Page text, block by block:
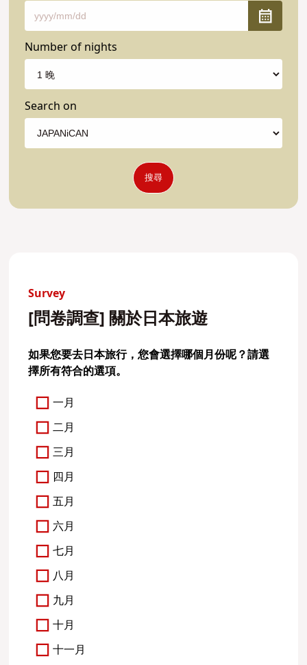
Number of nights
Search on
搜尋
Survey
[問卷調查] 關於日本旅遊
如果您要去日本旅行，您會選擇哪個月份呢？請選
擇所有符合的選項。
一月
二月
三月
四月
五月
六月
七月
八月
九月
十月
十一月